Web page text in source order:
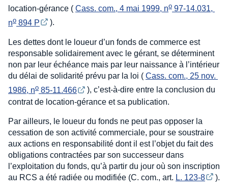
location-gérance ( Cass. com., 4 mai 1999, no 97-14.031,
no 894 P ).
Les dettes dont le loueur d’un fonds de commerce est
responsable solidairement avec le gérant, se déterminent
non par leur échéance mais par leur naissance à l’intérieur
du délai de solidarité prévu par la loi ( Cass. com., 25 nov.
1986, no 85-11.466
), c’est-à-dire entre la conclusion du
contrat de location-gérance et sa publication.
Par ailleurs, le loueur du fonds ne peut pas opposer la
cessation de son activité commerciale, pour se soustraire
aux actions en responsabilité dont il est l’objet du fait des
obligations contractées par son successeur dans
l’exploitation du fonds, qu’à partir du jour où son inscription
au RCS a été radiée ou modifiée (C. com., art. L. 123-8 ).